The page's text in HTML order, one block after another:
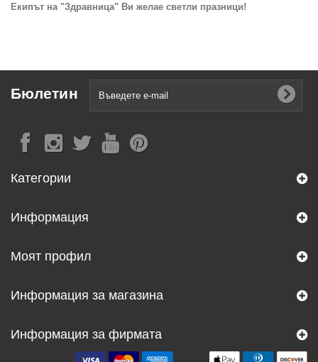
Екипът на "Здравница" Ви желае светли празници!
Бюлетин
Категории
Информация
Моят профил
Информация за магазина
Информация за фирмата